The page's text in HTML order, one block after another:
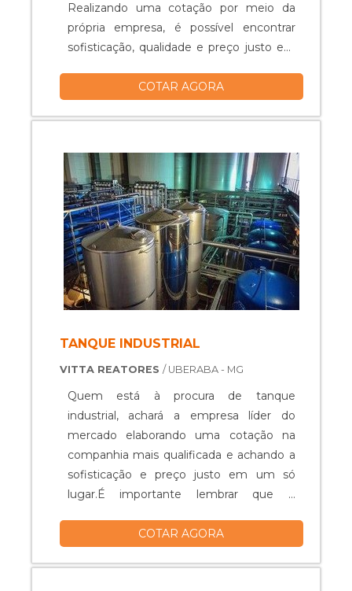
Realizando uma cotação por meio da
própria empresa, é possível encontrar
sofisticação, qualidade e preço justo em
misturador, com os colaboradores da
benefício com equipamentos específicos
mais diversos tipos de prod...
COTAR AGORA
TANQUE INDUSTRIAL
VITTA REATORES / UBERABA - MG
Quem está à procura de tanque
industrial, achará a empresa líder do
mercado elaborando uma cotação na
companhia mais qualificada e achando a
sofisticação e preço justo em um só
lugar.É importante lembrar que o
empresas especializadas. Esse tipo de
durabilidade dos materiais, além de evitar
COTAR AGORA